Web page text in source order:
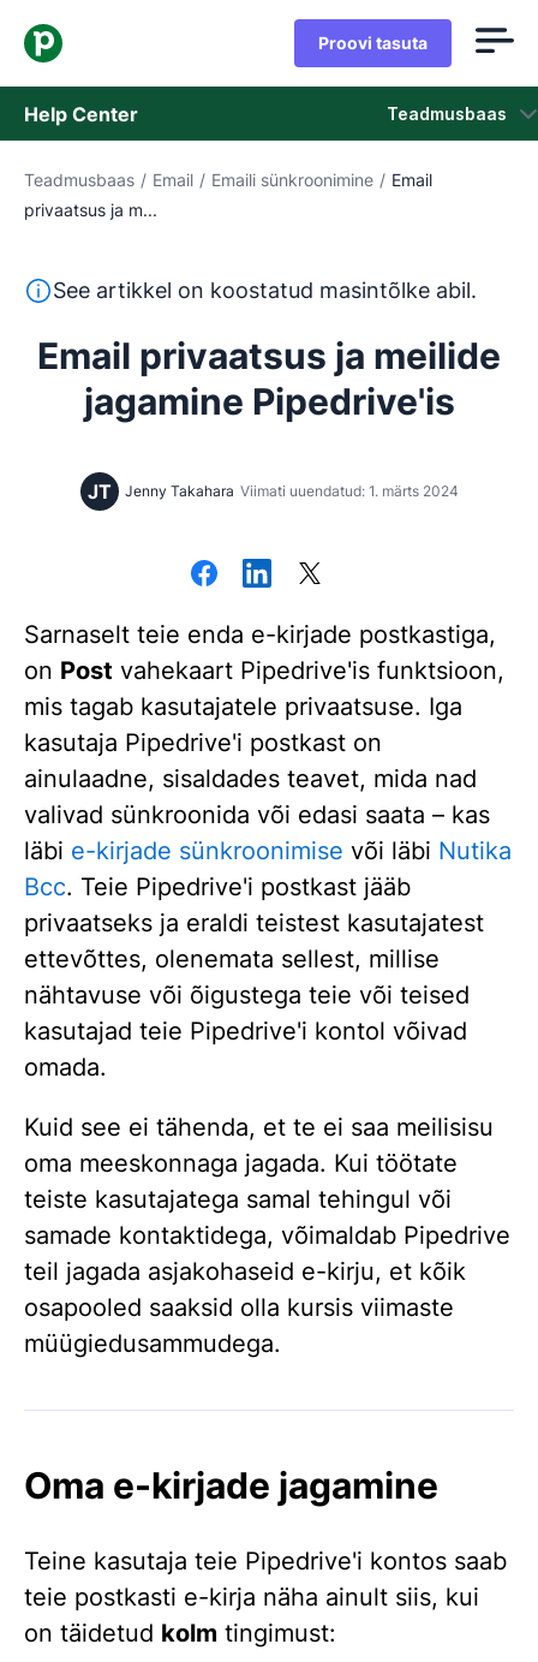
Proovi tasuta
Help Center Teadmusbaas
Teadmusbaas
Võta ühendust klienditoega
Teadmusbaas / Email / Emaili sünkroonimine / Email
privaatsus ja m...
See tekst on tõlgitud inglise keelest
See artikkel on koostatud masintõlke abil.
Email privaatsus ja meilide
jagamine Pipedrive'is
JT Jenny Takahara Viimati uuendatud: 1. märts 2024
Sarnaselt teie enda e-kirjade postkastiga,
on Post vahekaart Pipedrive'is funktsioon,
mis tagab kasutajatele privaatsuse. Iga
kasutaja Pipedrive'i postkast on
ainulaadne, sisaldades teavet, mida nad
valivad sünkroonida või edasi saata – kas
läbi e-kirjade sünkroonimise või läbi Nutika
Bcc. Teie Pipedrive'i postkast jääb
privaatseks ja eraldi teistest kasutajatest
ettevõttes, olenemata sellest, millise
nähtavuse või õigustega teie või teised
kasutajad teie Pipedrive'i kontol võivad
omada.
Kuid see ei tähenda, et te ei saa meilisisu
oma meeskonnaga jagada. Kui töötate
teiste kasutajatega samal tehingul või
samade kontaktidega, võimaldab Pipedrive
teil jagada asjakohaseid e-kirju, et kõik
osapooled saaksid olla kursis viimaste
müügiedusammudega.
Oma e-kirjade jagamine
Teine kasutaja teie Pipedrive'i kontos saab
teie postkasti e-kirja näha ainult siis, kui
on täidetud kolm tingimust: